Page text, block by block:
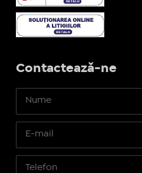
Contactează-ne